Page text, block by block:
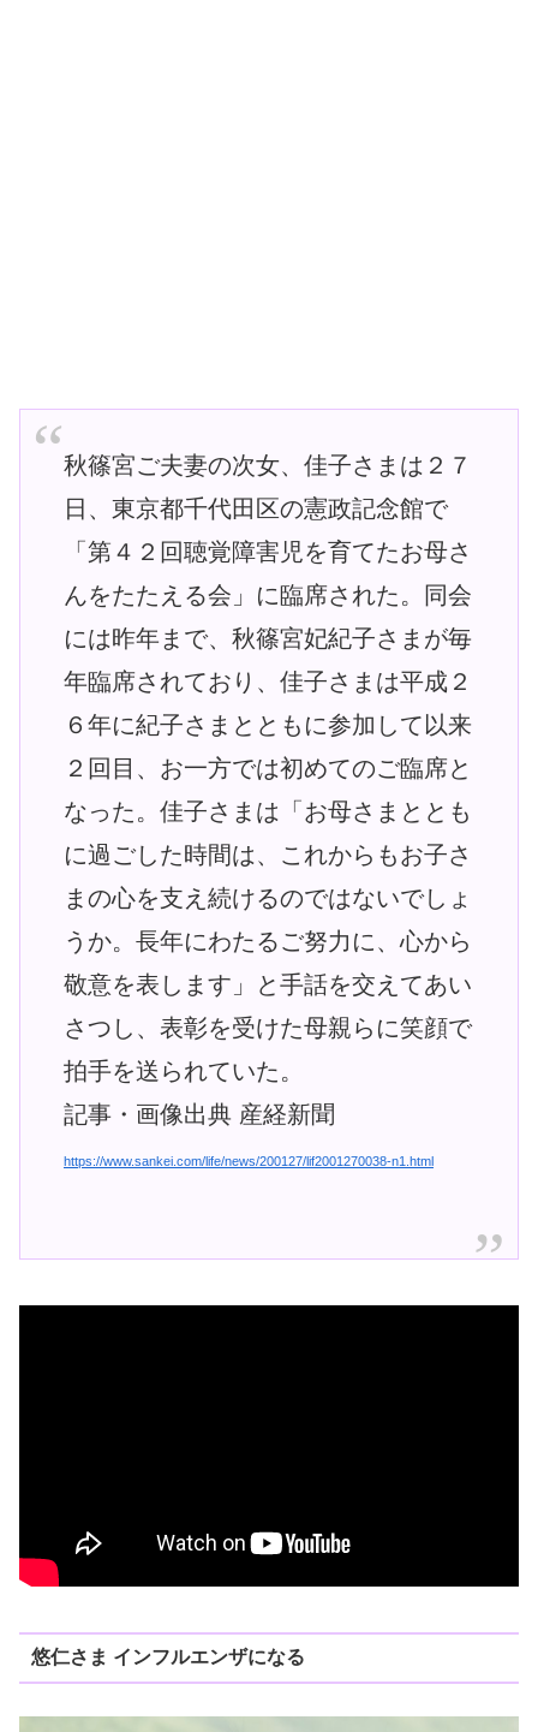
秋篠宮ご夫妻の次女、佳子さまは２７
日、東京都千代田区の憲政記念館で
「第４２回聴覚障害児を育てたお母さ
んをたたえる会」に臨席された。同会
には昨年まで、秋篠宮妃紀子さまが毎
年臨席されており、佳子さまは平成２
６年に紀子さまとともに参加して以来
２回目、お一方では初めてのご臨席と
なった。佳子さまは「お母さまととも
に過ごした時間は、これからもお子さ
まの心を支え続けるのではないでしょ
うか。長年にわたるご努力に、心から
敬意を表します」と手話を交えてあい
さつし、表彰を受けた母親らに笑顔で
拍手を送られていた。
記事・画像出典 産経新聞
https://www.sankei.com/life/news/200127/lif2001270038-n1.html
悠仁さま インフルエンザになる